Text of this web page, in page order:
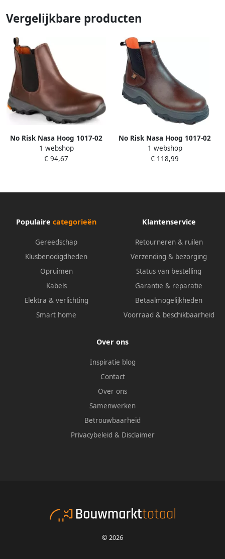
Vergelijkbare producten
No Risk Nasa Hoog 1017-02
HG S3 Bruin 00.071.006.43
1 webshop
€ 94,67
No Risk Nasa Hoog 1017-02
HG S3 Bruin 00.071.006.47
1 webshop
€ 118,99
Populaire categorieën
Gereedschap
Klusbenodigdheden
Opruimen
Kabels
Elektra & verlichting
Smart home
Klantenservice
Retourneren & ruilen
Verzending & bezorging
Status van bestelling
Garantie & reparatie
Betaalmogelijkheden
Voorraad & beschikbaarheid
Over ons
Inspiratie blog
Contact
Over ons
Samenwerken
Betrouwbaarheid
Privacybeleid & Disclaimer
© 2026